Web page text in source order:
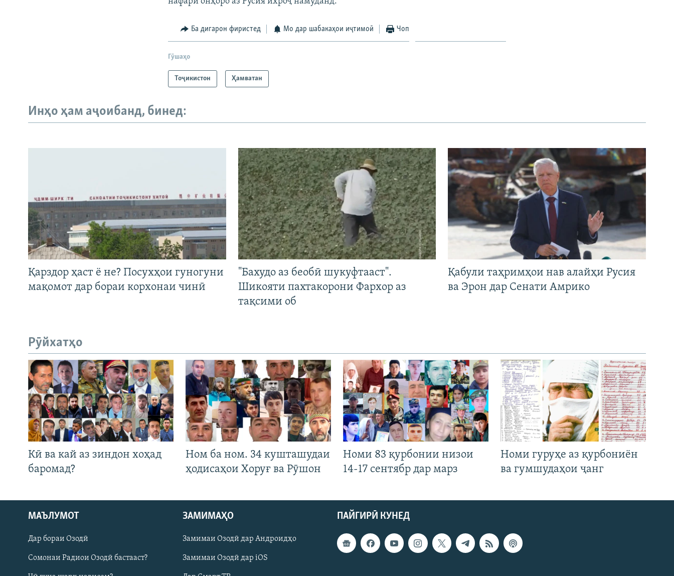
Русский
ПАЙГИРӢ КУНЕД
Ба дигарон фиристед Мо дар шабакаҳои иҷтимоӣ Чоп
Гӯшаҳо
Тоҷикистон Ҳамватан
Инҳо ҳам аҷоибанд, бинед:
Қарздор ҳаст ё не? Посухҳои гуногуни
мақомот дар бораи корхонаи чинӣ
"Бахудо аз беобӣ шукуфтааст".
Шикояти пахтакорони Фархор аз
тақсими об
Қабули таҳримҳои нав алайҳи Русия
ва Эрон дар Сенати Амрико
Рӯйхатҳо
Кӣ ва кай аз зиндон хоҳад
баромад?
Ном ба ном. 34 кушташудаи
ҳодисаҳои Хоруғ ва Рӯшон
Номи 83 қурбонии низои
14-17 сентябр дар марз
Номи гуруҳе аз қурбониён
ва гумшудаҳои ҷанг
ПАЙГИРӢ КУНЕД
МАЪЛУМОТ
Дар бораи Озодӣ
Сомонаи Радиои Озодӣ бастааст?
ЗАМИМАҲО
Замимаи Озодӣ дар Андроидҳо
Замимаи Озодӣ дар iOS